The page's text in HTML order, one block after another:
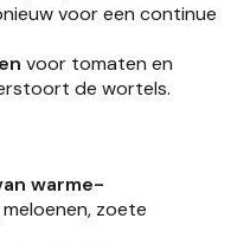
voor een continue
voor tomaten en
de wortels.
warme-
meloenen, zoete